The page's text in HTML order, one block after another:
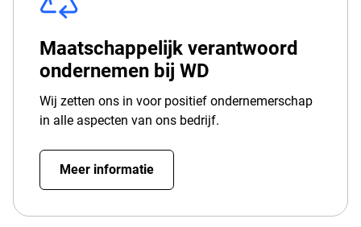
Maatschappelijk verantwoord
ondernemen bij WD
Wij zetten ons in voor positief ondernemerschap
in alle aspecten van ons bedrijf.
Meer informatie